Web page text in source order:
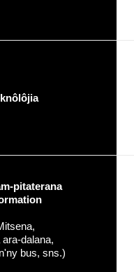
pitaterana
dalana,
bus, sns.)